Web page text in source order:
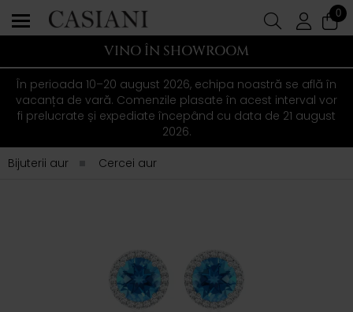
0
VINO ÎN SHOWROOM
În perioada 10–20 august 2026, echipa noastră se află în
vacanța de vară. Comenzile plasate în acest interval vor
fi prelucrate și expediate începând cu data de 21 august
2026.
Bijuterii aur
Cercei aur